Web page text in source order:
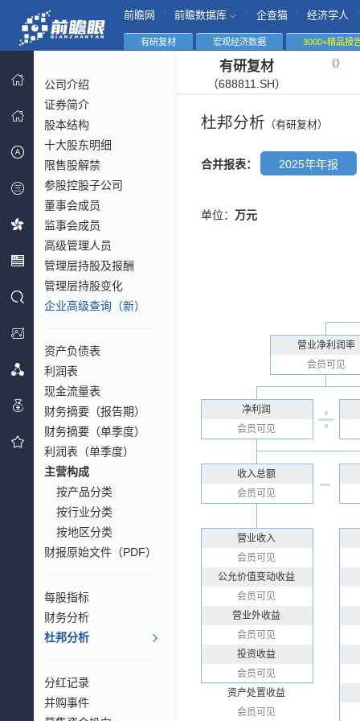
前瞻网 前瞻数据库 企查猫 经济学人
有研复材 宏观经济数据 3000+精品报
公司介绍
证券简介
股本结构
十大股东明细
限售股解禁
参股控股子公司
董事会成员
监事会成员
高级管理人员
管理层持股及报酬
管理层持股变化
企业高级查询（新）
资产负债表
利润表
现金流量表
财务摘要（报告期）
财务摘要（单季度）
利润表（单季度）
主营构成
按产品分类
按行业分类
按地区分类
财报原始文件（PDF）
每股指标
财务分析
杜邦分析
分红记录
并购事件
有研复材
（688811.SH）
（）
杜邦分析 （有研复材）
合并报表： 2025年年报
单位： 万元
营业净利润率
会员可见
净利润
会员可见
收入总额
会员可见
营业收入
会员可见
公允价值变动收益
会员可见
营业外收益
会员可见
投资收益
会员可见
资产处置收益
会员可见